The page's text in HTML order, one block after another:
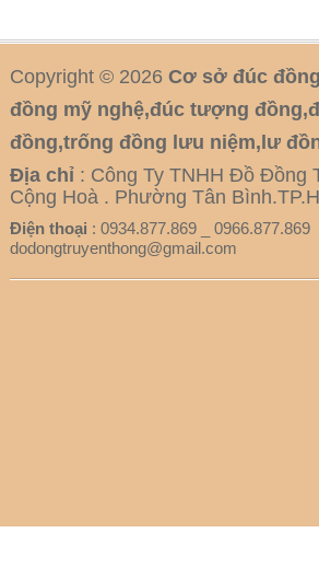
Copyright © 2026 Cơ sở đúc
đồng mỹ nghệ,đúc tượng
đồng,trống đồng lưu niệm,lư
Địa chỉ : Công Ty TNHH Đồ Đồng
Cộng Hoà . Phường Tân
Điện thoại : 0934.877.869 _
dodongtruyenthong@gmail.com